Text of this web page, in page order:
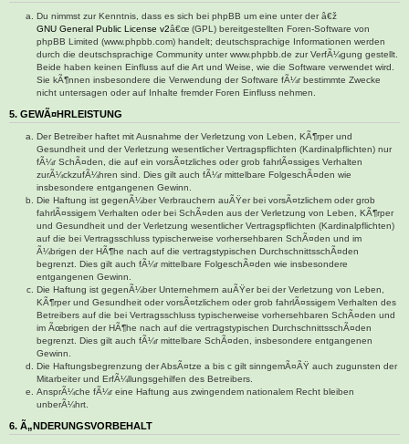
Du nimmst zur Kenntnis, dass es sich bei phpBB um eine unter der â€ž
GNU General Public License v2â€œ (GPL) bereitgestellten Foren-Software von
phpBB Limited (www.phpbb.com) handelt; deutschsprachige Informationen werden
durch die deutschsprachige Community unter www.phpbb.de zur VerfÃ¼gung gestellt.
Beide haben keinen Einfluss auf die Art und Weise, wie die Software verwendet wird.
Sie kÃ¶nnen insbesondere die Verwendung der Software fÃ¼r bestimmte Zwecke
nicht untersagen oder auf Inhalte fremder Foren Einfluss nehmen.
5. GEWÃ¤HRLEISTUNG
Der Betreiber haftet mit Ausnahme der Verletzung von Leben, KÃ¶rper und
Gesundheit und der Verletzung wesentlicher Vertragspflichten (Kardinalpflichten) nur
fÃ¼r SchÃ¤den, die auf ein vorsÃ¤tzliches oder grob fahrlÃ¤ssiges Verhalten
zurÃ¼ckzufÃ¼hren sind. Dies gilt auch fÃ¼r mittelbare FolgeschÃ¤den wie
insbesondere entgangenen Gewinn.
Die Haftung ist gegenÃ¼ber Verbrauchern auÃŸer bei vorsÃ¤tzlichem oder grob
fahrlÃ¤ssigem Verhalten oder bei SchÃ¤den aus der Verletzung von Leben, KÃ¶rper
und Gesundheit und der Verletzung wesentlicher Vertragspflichten (Kardinalpflichten)
auf die bei Vertragsschluss typischerweise vorhersehbaren SchÃ¤den und im
Ã¼brigen der HÃ¶he nach auf die vertragstypischen DurchschnittsschÃ¤den
begrenzt. Dies gilt auch fÃ¼r mittelbare FolgeschÃ¤den wie insbesondere
entgangenen Gewinn.
Die Haftung ist gegenÃ¼ber Unternehmern auÃŸer bei der Verletzung von Leben,
KÃ¶rper und Gesundheit oder vorsÃ¤tzlichem oder grob fahrlÃ¤ssigem Verhalten des
Betreibers auf die bei Vertragsschluss typischerweise vorhersehbaren SchÃ¤den und
im Ãœbrigen der HÃ¶he nach auf die vertragstypischen DurchschnittsschÃ¤den
begrenzt. Dies gilt auch fÃ¼r mittelbare SchÃ¤den, insbesondere entgangenen
Gewinn.
Die Haftungsbegrenzung der AbsÃ¤tze a bis c gilt sinngemÃ¤ÃŸ auch zugunsten der
Mitarbeiter und ErfÃ¼llungsgehilfen des Betreibers.
AnsprÃ¼che fÃ¼r eine Haftung aus zwingendem nationalem Recht bleiben
unberÃ¼hrt.
6. Ã„NDERUNGSVORBEHALT